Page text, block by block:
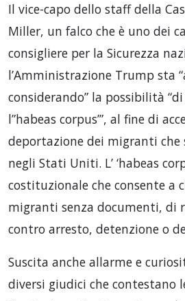
Il vice-capo dello staff della
Miller, un falco che è uno dei
consigliere per la Sicurezza
l’Amministrazione Trump sta
considerando” la possibilità
l”habeas corpus’”, al fine di
deportazione dei migranti che
negli Stati Uniti. L’ ‘habeas
costituzionale che consente a
migranti senza documenti, di
contro arresto, detenzione o
Suscita anche allarme e
diversi giudici che contestano